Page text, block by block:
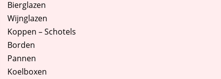
Bierglazen
Wijnglazen
Koppen – Schotels
Borden
Pannen
Koelboxen